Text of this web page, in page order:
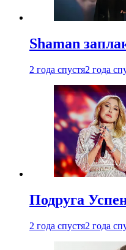
Shaman
2 года спустя2 года
Подруга
2 года спустя2 года